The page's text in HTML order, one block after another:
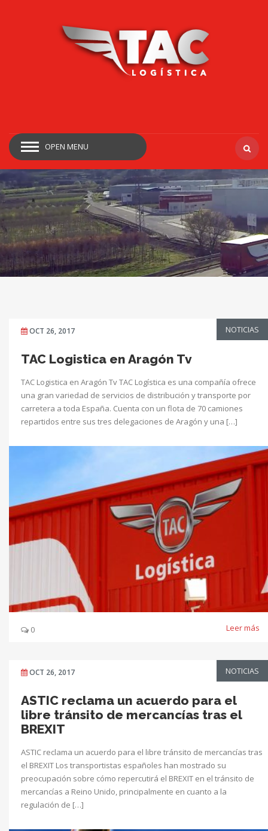
OPEN MENU
OCT 26, 2017 NOTICIAS
TAC Logistica en Aragón Tv
TAC Logistica en Aragón Tv TAC Logística es una compañía ofrece
una gran variedad de servicios de distribución y transporte por
carretera a toda España. Cuenta con un flota de 70 camiones
repartidos entre sus tres delegaciones de Aragón y una […]
0 Leer más
OCT 26, 2017 NOTICIAS
ASTIC reclama un acuerdo para el
libre tránsito de mercancías tras el
BREXIT
ASTIC reclama un acuerdo para el libre tránsito de mercancías tras
el BREXIT Los transportistas españoles han mostrado su
preocupación sobre cómo repercutirá el BREXIT en el tránsito de
mercancías a Reino Unido, principalmente en cuanto a la
regulación de […]